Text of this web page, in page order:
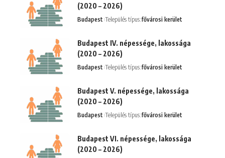
(2020 – 2026)
Budapest Település típus:fővárosi kerület
Budapest IV. népessége, lakossága
(2020 – 2026)
Budapest Település típus:fővárosi kerület
Budapest V. népessége, lakossága
(2020 – 2026)
Budapest Település típus:fővárosi kerület
Budapest VI. népessége, lakossága
(2020 – 2026)